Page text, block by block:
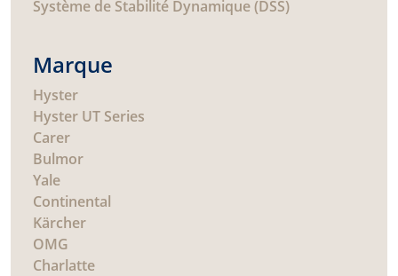
Système de Stabilité Dynamique (DSS)
Marque
Hyster
Hyster UT Series
Carer
Bulmor
Yale
Continental
Kärcher
OMG
Charlatte